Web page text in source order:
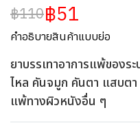
฿110฿51
คำอธิบายสินค้าแบบย่อ
ยาบรรเทาอาการแพ้ของร
ไหล คันจมูก คันตา แสบตา
แพ้ทางผิวหนังอื่น ๆ